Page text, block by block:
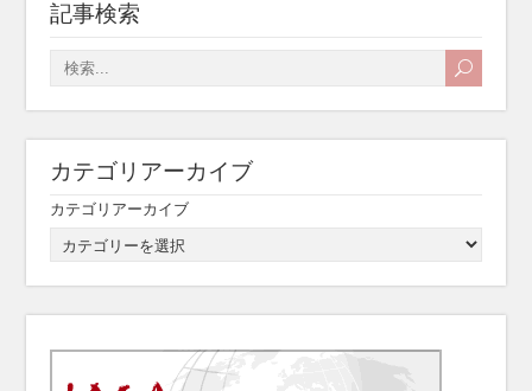
記事検索
カテゴリアーカイブ
カテゴリアーカイブ